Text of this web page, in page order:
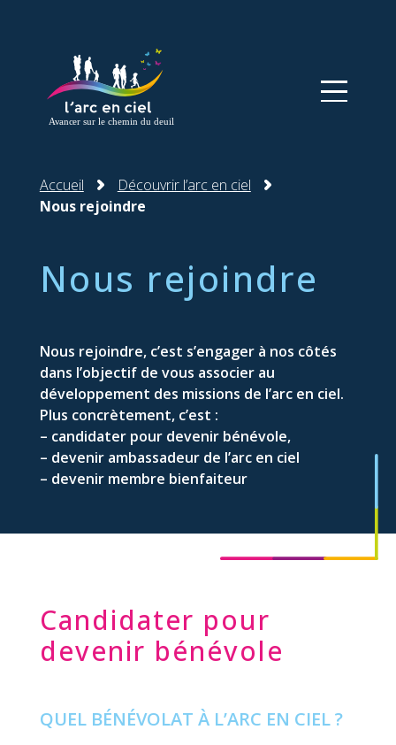
Accueil
Découvrir l’arc en ciel
Nous rejoindre
Nous rejoindre
Nous rejoindre, c’est s’engager à nos côtés
dans l’objectif de vous associer au
développement des missions de l’arc en ciel.
Plus concrètement, c’est :
– candidater pour devenir bénévole,
– devenir ambassadeur de l’arc en ciel
– devenir membre bienfaiteur
Candidater pour
devenir bénévole
QUEL BÉNÉVOLAT À L’ARC EN CIEL ?